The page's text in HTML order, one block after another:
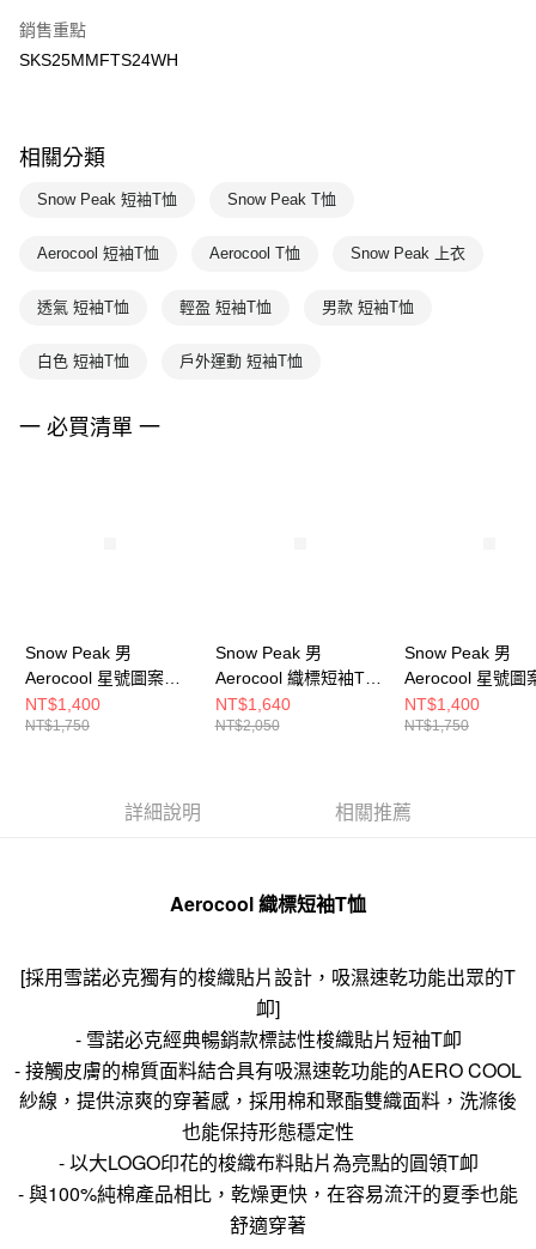
宅配-本島
每筆NT$100，滿NT$1,500(含以上)免運費
銷售重點
SKS25MMFTS24WH
相關分類
Snow Peak 短袖T恤 Snow Peak T恤
Aerocool 短袖T恤 Aerocool T恤 Snow Peak 上衣
透氣 短袖T恤 輕盈 短袖T恤 男款 短袖T恤
白色 短袖T恤 戶外運動 短袖T恤
一 必買清單 一
Snow Peak 男
Aerocool 星號圖案短
袖T恤 白
NT$1,400
NT$1,750
Snow Peak 男
Aerocool 織標短袖T恤
米
NT$1,640
NT$2,050
Snow Peak 男
Aerocool 星號圖
袖T恤 淺米
NT$1,400
NT$1,750
詳細說明 相關推薦
Aerocool 織標短袖T恤
[採用雪諾必克獨有的梭織貼片設計，吸濕速乾功能出眾的T
卹]
- 雪諾必克經典暢銷款標誌性梭織貼片短袖T卹
- 接觸皮膚的棉質面料結合具有吸濕速乾功能的AERO COOL
紗線，提供涼爽的穿著感，採用棉和聚酯雙織面料，洗滌後
也能保持形態穩定性
- 以大LOGO印花的梭織布料貼片為亮點的圓領T卹
- 與100%純棉產品相比，乾燥更快，在容易流汗的夏季也能
舒適穿著